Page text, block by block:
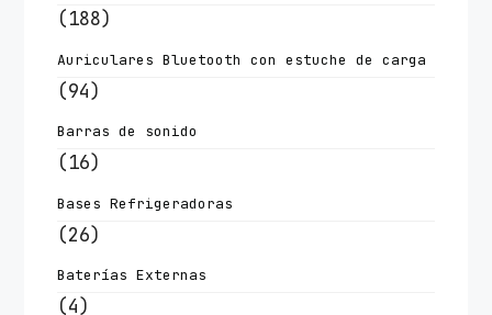
(188)
Auriculares Bluetooth con estuche de carga
(94)
Barras de sonido
(16)
Bases Refrigeradoras
(26)
Baterías Externas
(4)